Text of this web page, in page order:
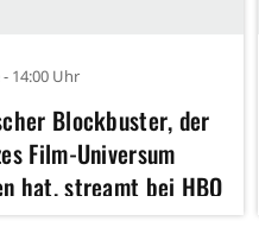
14:00 Uhr
Blockbuster, der
Film-Universum
hat, streamt bei HBO